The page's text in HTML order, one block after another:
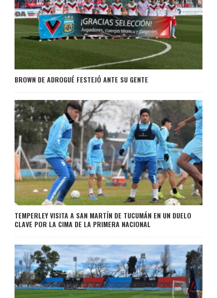
BROWN DE ADROGUÉ FESTEJÓ ANTE SU GENTE
TEMPERLEY VISITA A SAN MARTÍN DE TUCUMÁN EN UN DUELO
CLAVE POR LA CIMA DE LA PRIMERA NACIONAL